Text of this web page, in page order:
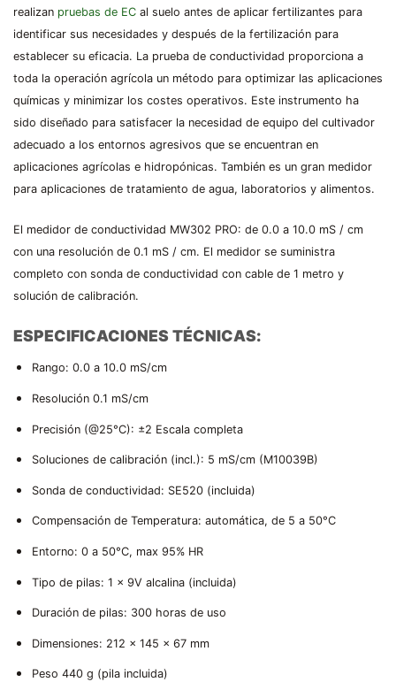
realizan pruebas de EC al suelo antes de aplicar fertilizantes para
identificar sus necesidades y después de la fertilización para
establecer su eficacia. La prueba de conductividad proporciona a
toda la operación agrícola un método para optimizar las aplicaciones
químicas y minimizar los costes operativos. Este instrumento ha
sido diseñado para satisfacer la necesidad de equipo del cultivador
adecuado a los entornos agresivos que se encuentran en
aplicaciones agrícolas e hidropónicas. También es un gran medidor
para aplicaciones de tratamiento de agua, laboratorios y alimentos.
El medidor de conductividad MW302 PRO: de 0.0 a 10.0 mS / cm
con una resolución de 0.1 mS / cm. El medidor se suministra
completo con sonda de conductividad con cable de 1 metro y
solución de calibración.
ESPECIFICACIONES TÉCNICAS:
Rango: 0.0 a 10.0 mS/cm
Resolución 0.1 mS/cm
Precisión (@25°C): ±2 Escala completa
Soluciones de calibración (incl.): 5 mS/cm (M10039B)
Sonda de conductividad: SE520 (incluida)
Compensación de Temperatura: automática, de 5 a 50°C
Entorno: 0 a 50°C, max 95% HR
Tipo de pilas: 1 x 9V alcalina (incluida)
Duración de pilas: 300 horas de uso
Dimensiones: 212 x 145 x 67 mm
Peso 440 g (pila incluida)